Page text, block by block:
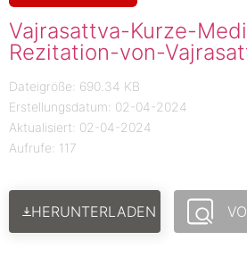
Vajrasattva-Kurze-
Rezitation-von-
Dateigröße: 690.34 KB
Erstellungsdatum: 02-04-2024
Aktualisiert: 02-04-2024
Aufrufe: 117
HERUNTERLADEN